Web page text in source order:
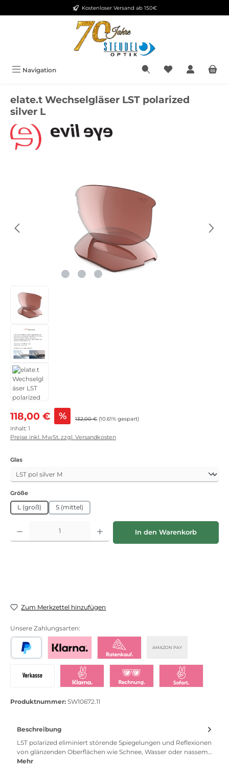
Zum Hauptinhalt springenKostenloser Versand ab 150€
Navigation
elate.t Wechselgläser LST polarized
silver L
Verkaufspreis:
118,00 € % Regulärer Preis:
132,00 € (10.61% gespart)
Inhalt: 1
Preise inkl. MwSt. zzgl. Versandkosten
Glasauswählen
Größeauswählen
L (groß) S (mittel)
Produkt Anzahl: Gib den gewünschten Wert ein oder benutze die
In den Warenkorb
Zum Merkzettel hinzufügen
Unsere Zahlungsarten:
AMAZON PAY
Produktnummer: SW10672.11
Beschreibung
LST polarized eliminiert störende Spiegelungen und Reflexionen
von glänzenden Oberflächen wie Schnee, Wasser oder nassem…
Mehr